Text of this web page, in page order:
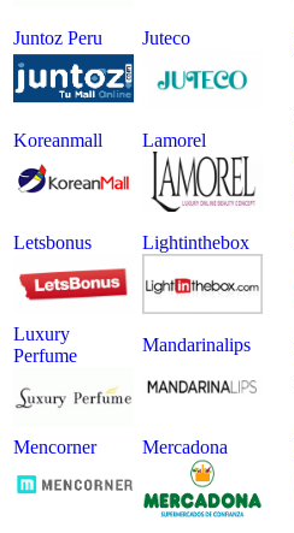
Juntoz Peru Juteco
Koreanmall Lamorel
Letsbonus Lightinthebox
Luxury
Perfume
Mandarinalips
Mencorner Mercadona